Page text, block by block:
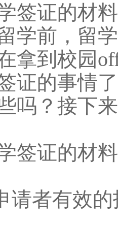
证的材料
学前，留
拿到校园
证的事情
吗？接下
证的材料
者有效的